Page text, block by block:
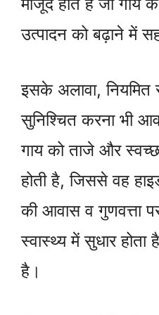
उत्पादन को बढ़ाने में
इसके अलावा, नियमित
सुनिश्चित करना भी
गाय को ताजे और
होती है, जिससे वह
की आवास व गुणवत्ता
स्वास्थ्य में सुधार
है।